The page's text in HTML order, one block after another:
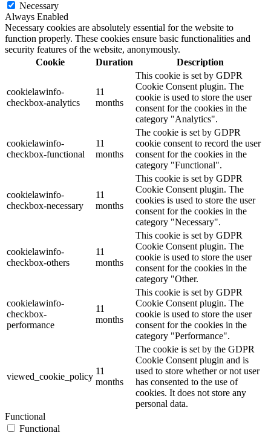
Necessary
Always Enabled
Necessary cookies are absolutely essential for the website to
function properly. These cookies ensure basic functionalities and
security features of the website, anonymously.
Cookie
Duration Description
cookielawinfo-
checkbox-analytics
11
months
This cookie is set by GDPR
Cookie Consent plugin. The
cookie is used to store the user
consent for the cookies in the
category "Analytics".
cookielawinfo-
checkbox-functional
11
months
The cookie is set by GDPR
cookie consent to record the user
consent for the cookies in the
category "Functional".
cookielawinfo-
checkbox-necessary
11
months
This cookie is set by GDPR
Cookie Consent plugin. The
cookies is used to store the user
consent for the cookies in the
category "Necessary".
cookielawinfo-
checkbox-others
11
months
This cookie is set by GDPR
Cookie Consent plugin. The
cookie is used to store the user
consent for the cookies in the
category "Other.
cookielawinfo-
checkbox-
performance
11
months
This cookie is set by GDPR
Cookie Consent plugin. The
cookie is used to store the user
consent for the cookies in the
category "Performance".
viewed_cookie_policy
11
months
The cookie is set by the GDPR
Cookie Consent plugin and is
used to store whether or not user
has consented to the use of
cookies. It does not store any
personal data.
Functional
Functional